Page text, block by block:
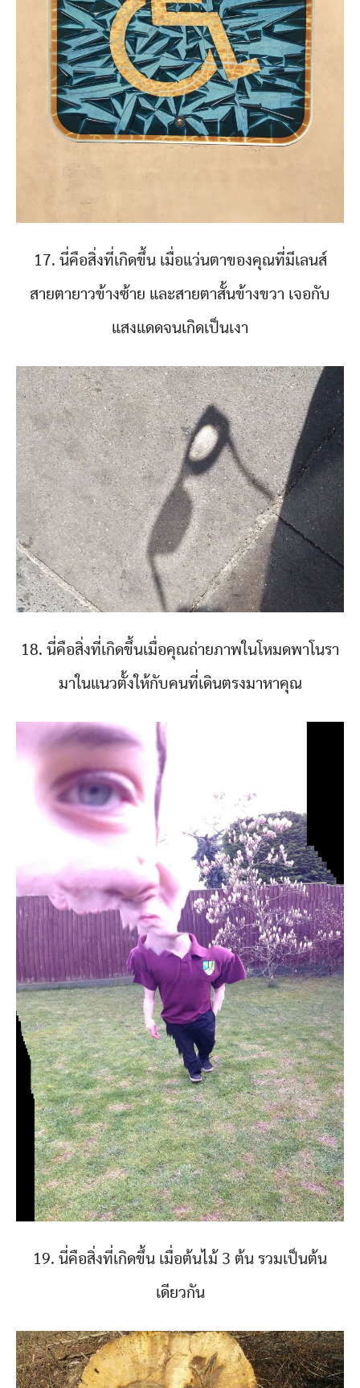
17. นี่คือสิ่งที่เกิดขึ้น เมื่อแว่นตาของคุณที่มีเลนส์
สายตายาวข้างซ้าย และสายตาสั้นข้างขวา เจอกับ
แสงแดดจนเกิดเป็นเงา
18. นี่คือสิ่งที่เกิดขึ้นเมื่อคุณถ่ายภาพในโหมดพาโนรา
มาในแนวตั้งให้กับคนที่เดินตรงมาหาคุณ
19. นี่คือสิ่งที่เกิดขึ้น เมื่อต้นไม้ 3 ต้น รวมเป็นต้น
เดียวกัน